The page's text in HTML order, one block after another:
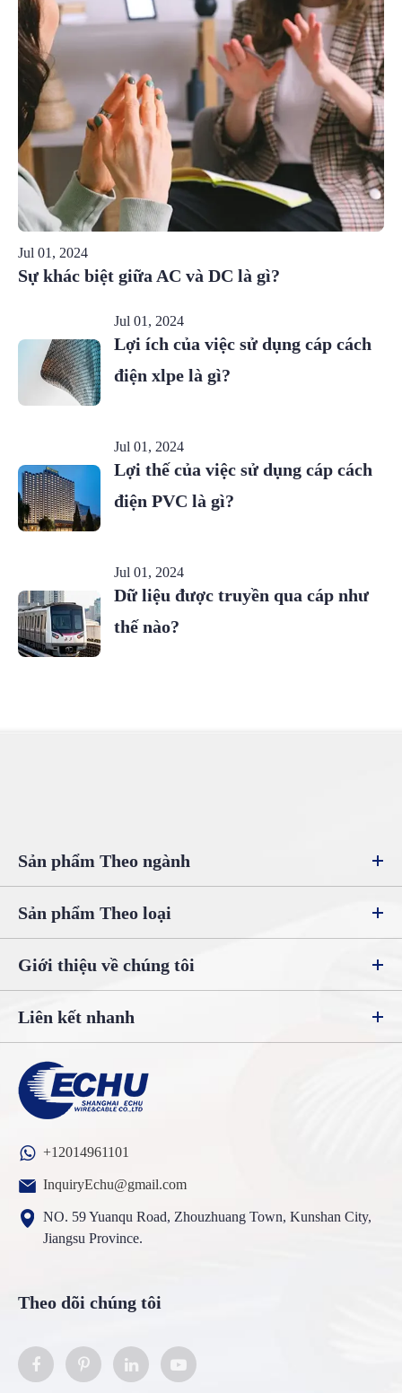
Jul 01, 2024
Sự khác biệt giữa AC và DC là gì?
Jul 01, 2024
Lợi ích của việc sử dụng cáp cách
điện xlpe là gì?
Jul 01, 2024
Lợi thế của việc sử dụng cáp cách
điện PVC là gì?
Jul 01, 2024
Dữ liệu được truyền qua cáp như
thế nào?
Sản phẩm Theo ngành
Sản phẩm Theo loại
Giới thiệu về chúng tôi
Liên kết nhanh
+12014961101
InquiryEchu@gmail.com
NO. 59 Yuanqu Road, Zhouzhuang Town, Kunshan City,
Jiangsu Province.
Theo dõi chúng tôi